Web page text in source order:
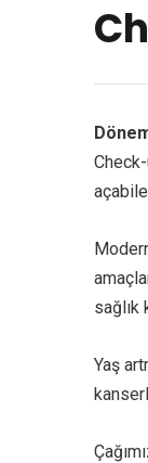
sağlık
Yaş